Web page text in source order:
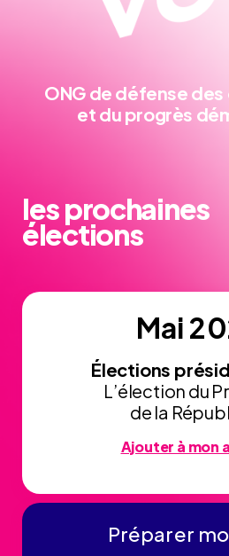
ONG de défense des
et du progrès
les prochaines
élections
Mai
Élections
L’élection du
de la
Ajouter à mon
Préparer